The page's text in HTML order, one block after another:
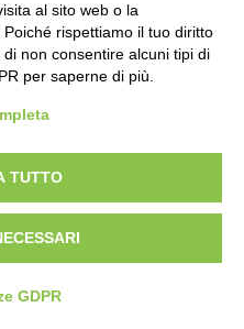
43, 10123 TORINO | P IVA e
Copyright 2026
al sito web o la
rispettiamo il tuo diritto
non consentire alcuni tipi di
per saperne di più.
TUTTO
GDPR